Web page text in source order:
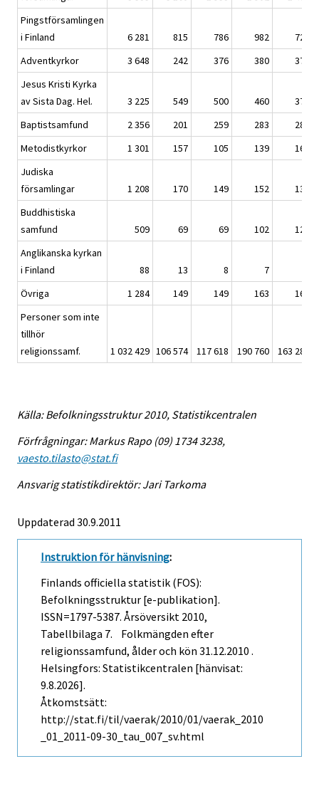
Pingstförsamlingen
i Finland
6 281 815 786 982
726
Adventkyrkor
3 648 242 376 380
376
Jesus Kristi Kyrka
av Sista Dag. Hel.
3 225 549 500 460
371
Baptistsamfund
2 356 201 259 283
289
Metodistkyrkor
1 301 157 105 139
165
Judiska
församlingar
1 208 170 149 152
137
Buddhistiska
samfund
509 69 69 102
121
Anglikanska kyrkan
i Finland
88 13 8 7
Övriga
1 284 149 149 163
163
Personer som inte
tillhör
religionssamf.
1 032 429 106 574 117 618 190 760 163 288
Källa: Befolkningsstruktur 2010, Statistikcentralen
Förfrågningar: Markus Rapo (09) 1734 3238,
vaesto.tilasto@stat.fi
Ansvarig statistikdirektör: Jari Tarkoma
Uppdaterad 30.9.2011
Instruktion för hänvisning:
Finlands officiella statistik (FOS):
Befolkningsstruktur [e-publikation].
ISSN=1797-5387. Årsöversikt 2010,
Tabellbilaga 7. Folkmängden efter
religionssamfund, ålder och kön 31.12.2010 .
Helsingfors: Statistikcentralen [hänvisat:
9.8.2026].
Åtkomstsätt:
http://stat.fi/til/vaerak/2010/01/vaerak_2010
_01_2011-09-30_tau_007_sv.html